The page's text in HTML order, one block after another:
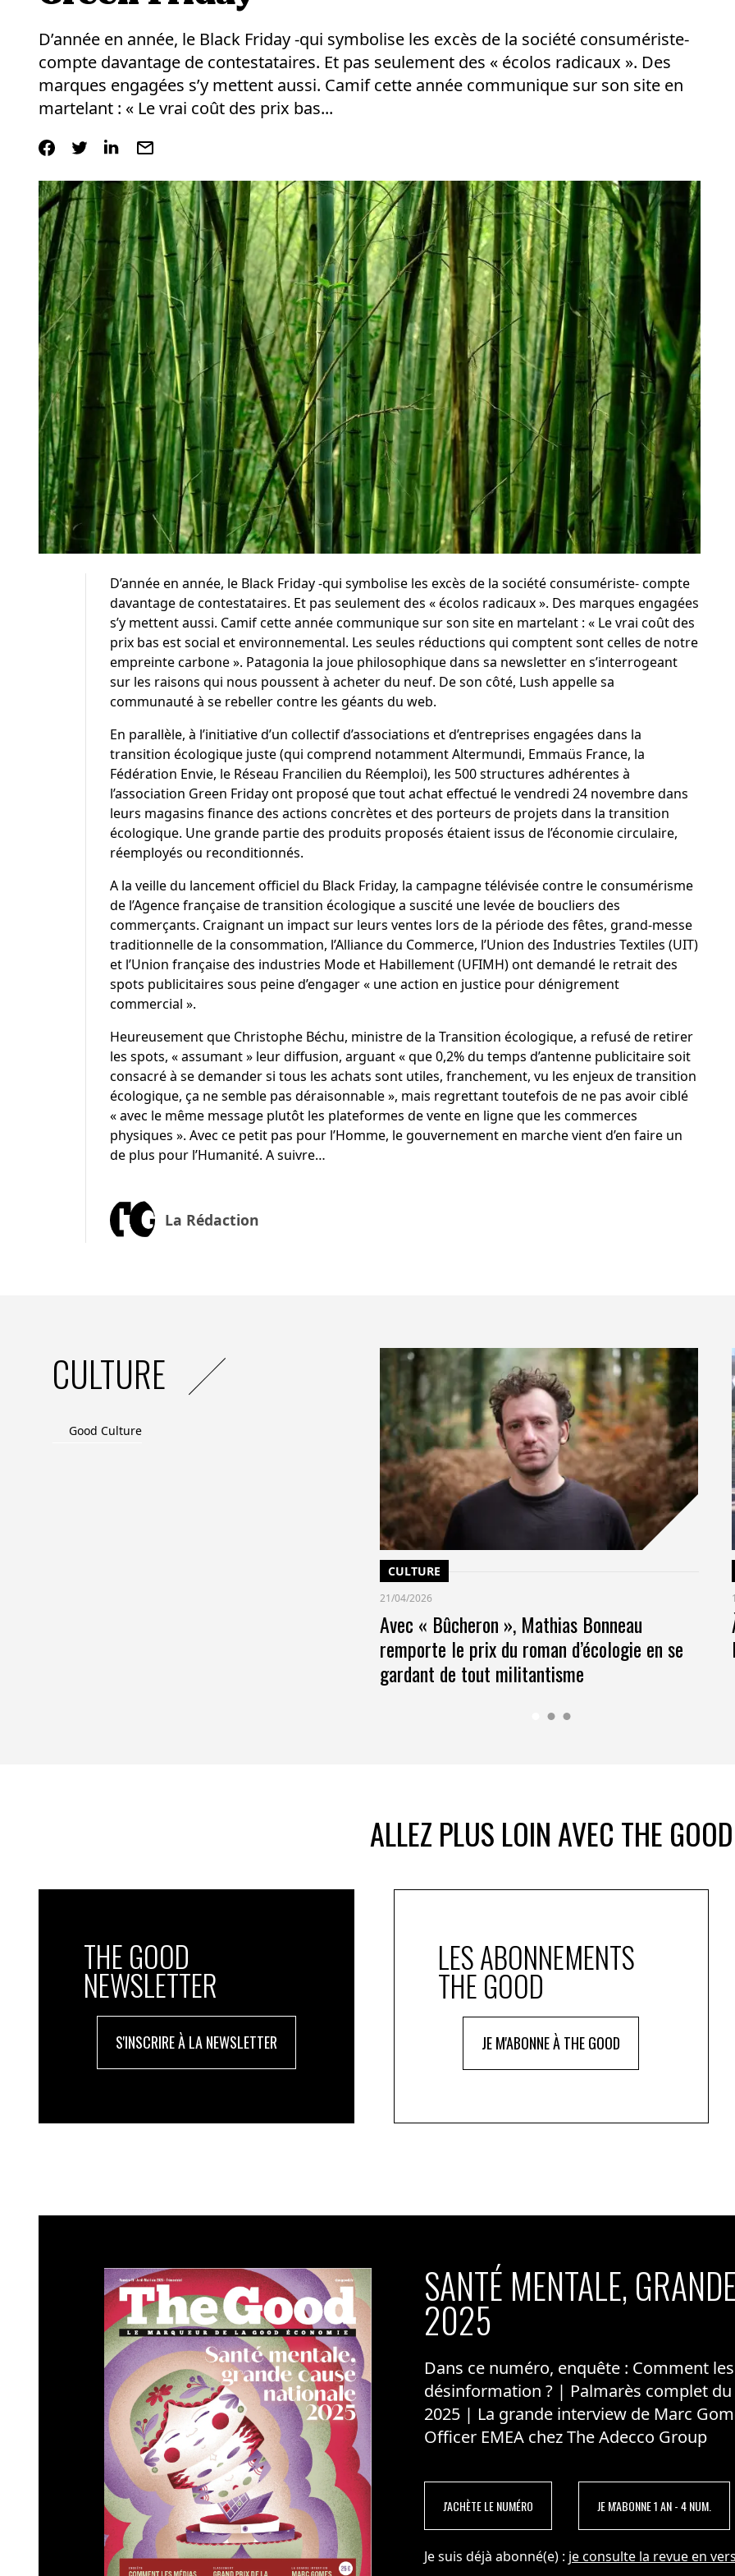
D’année en année, le Black Friday -qui symbolise les excès de la société consumériste-
compte davantage de contestataires. Et pas seulement des « écolos radicaux ». Des
marques engagées s’y mettent aussi. Camif cette année communique sur son site en
martelant : « Le vrai coût des prix bas...
D’année en année, le Black Friday -qui symbolise les excès de la société consumériste- compte
davantage de contestataires. Et pas seulement des « écolos radicaux ». Des marques engagées
s’y mettent aussi. Camif cette annéecommunique sur son siteen martelant : « Le vrai coût des
prix bas est social et environnemental. Les seules réductions qui comptent sont celles de notre
empreinte carbone ». Patagonia la joue philosophique dans sa newsletter en s’interrogeant
sur les raisons qui nous poussent à acheter du neuf. De son côté, Lush appelle sa
communauté à se rebeller contre les géants du web.
En parallèle, à l’initiative d’un collectif d’associations et d’entreprises engagées dans la
transition écologique juste (qui comprend notamment Altermundi, Emmaüs France, la
Fédération Envie, le Réseau Francilien du Réemploi), les 500 structures adhérentes à
l’association Green Fridayont proposé que tout achat effectué le vendredi 24 novembre dans
leurs magasins finance des actions concrètes et des porteurs de projets dans la transition
écologique. Une grande partie des produits proposés étaient issus de l’économie circulaire,
réemployés ou reconditionnés.
A la veille du lancement officiel du Black Friday, la campagne télévisée contre le consumérisme
de l’Agence française de transition écologique a suscité une levée de boucliers des
commerçants. Craignant un impact sur leurs ventes lors de la période des fêtes, grand-messe
traditionnelle de la consommation, l’Alliance du Commerce, l’Union des Industries Textiles (UIT)
et l’Union française des industries Mode et Habillement (UFIMH) ont demandé le retrait des
spots publicitaires sous peine d’engager « une action en justice pour dénigrement
commercial ».
Heureusement que Christophe Béchu, ministre de la Transition écologique, a refusé de retirer
les spots, « assumant » leur diffusion, arguant « que 0,2% du temps d’antenne publicitaire soit
consacré à se demander si tous les achats sont utiles, franchement, vu les enjeux de transition
écologique, ça ne semble pas déraisonnable », mais regrettant toutefois de ne pas avoir ciblé
« avec le même message plutôt les plateformes de vente en ligne que les commerces
physiques ». Avec ce petit pas pour l’Homme, le gouvernement en marche vient d’en faire un
de plus pour l’Humanité. A suivre…
La Rédaction
CULTURE
Good Culture
CULTURE
21/04/2026
Avec « Bûcheron », Mathias Bonneau
remporte le prix du roman d’écologie en se
gardant de tout militantisme
ALLEZ PLUS LOIN AVEC THE GOOD
THE GOOD
NEWSLETTER
S'INSCRIRE À LA NEWSLETTER
LES ABONNEMENTS
THE GOOD
JE M'ABONNE À THE GOOD
SANTÉ MENTALE,
2025
Dans ce numéro, enquête : Comment
désinformation ? | Palmarès complet
2025 | La grande interview de Marc
Officer EMEA chez The Adecco Group
J'ACHÈTE LE NUMÉRO JE M'ABONNE 1 AN - 4 NUM.
Je suis déjà abonné(e) : je consulte la revue en